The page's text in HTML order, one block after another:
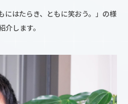
にはたらき、ともに笑おう。」の様
します。